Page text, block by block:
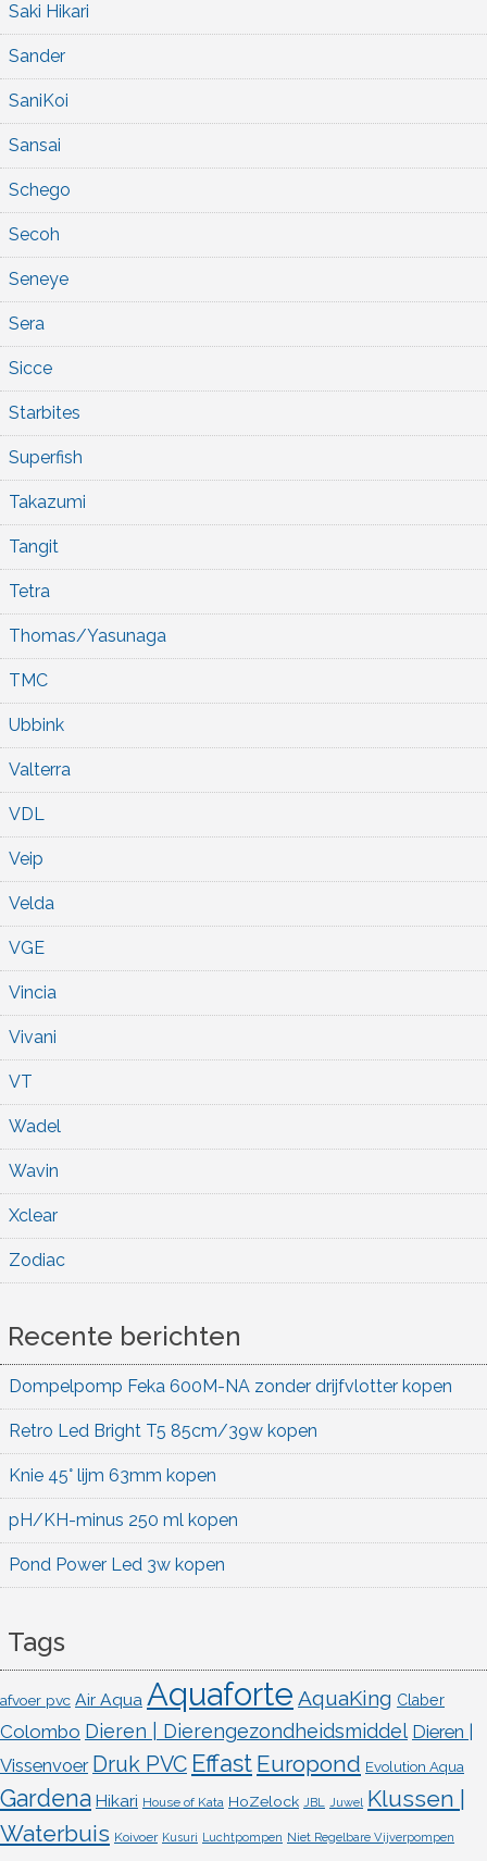
Saki Hikari
Sander
SaniKoi
Sansai
Schego
Secoh
Seneye
Sera
Sicce
Starbites
Superfish
Takazumi
Tangit
Tetra
Thomas/Yasunaga
TMC
Ubbink
Valterra
VDL
Veip
Velda
VGE
Vincia
Vivani
VT
Wadel
Wavin
Xclear
Zodiac
Recente berichten
Dompelpomp Feka 600M-NA zonder drijfvlotter kopen
Retro Led Bright T5 85cm/39w kopen
Knie 45° lijm 63mm kopen
pH/KH-minus 250 ml kopen
Pond Power Led 3w kopen
Tags
afvoer pvc Air Aqua Aquaforte AquaKing Claber
Colombo Dieren | Dierengezondheidsmiddel Dieren |
Vissenvoer Druk PVC Effast Europond Evolution Aqua
Gardena Hikari House of Kata HoZelock JBL Juwel Klussen |
Waterbuis Koivoer Kusuri Luchtpompen Niet Regelbare Vijverpompen